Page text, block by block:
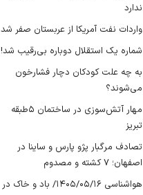
ندارد
واردات نفت آمریکا از عربستان صفر شد
شماره یک استقلال دوباره بی‌رقیب شد!
به چه علت کودکان دچار فشارخون
می‌شوند؟
مهار آتش‌سوزی در ساختمان ۵‌طبقه
تبریز
تصادف مرگبار پژو پارس و ساینا در
اصفهان؛ ۷ کشته و مصدوم
هواشناسی ۱۴۰۵/۰۵/۱۶/ باد و خاک در